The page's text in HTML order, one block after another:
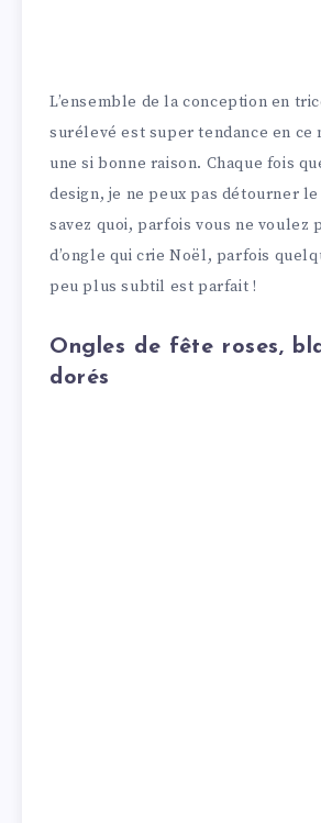
L’ensemble de la conception en
surélevé est super tendance en ce
une si bonne raison. Chaque fois
design, je ne peux pas détourner le
savez quoi, parfois vous ne voulez
d’ongle qui crie Noël, parfois
peu plus subtil est parfait !
Ongles de fête roses,
dorés